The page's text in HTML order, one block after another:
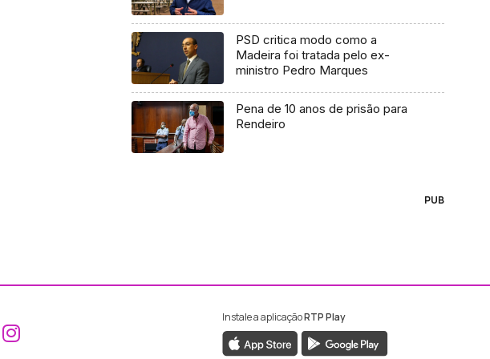
PSD critica modo como a
Madeira foi tratada pelo ex-
ministro Pedro Marques
Pena de 10 anos de prisão para
Rendeiro
PUB
Aceder ao Facebook da RTP Madeira
Aceder ao Instagram da RTP Madeira
Instale a aplicaçãoRTP Play